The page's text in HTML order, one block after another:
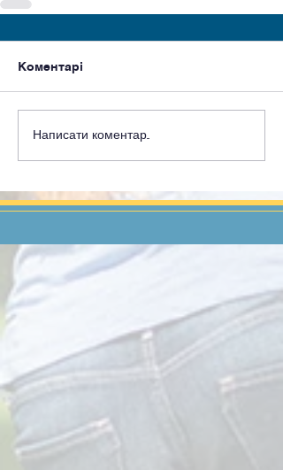
Коментарі
Написати коментар...